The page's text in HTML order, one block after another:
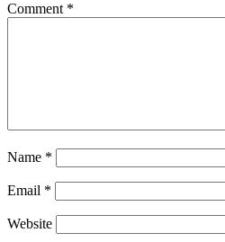
Comment *
Name *
Email *
Website